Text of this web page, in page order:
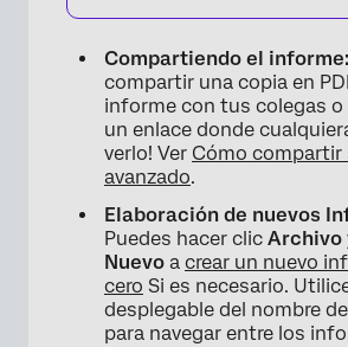
Compartiendo el informe:
compartir una copia en
informe con tus colegas o
un enlace donde
verlo! Ver Cómo
avanzado.
Elaboración de nuevos
Puedes hacer clic Archivo
Nuevo a crear un nuevo
cero Si es necesario.
desplegable del nombre
para navegar entre los